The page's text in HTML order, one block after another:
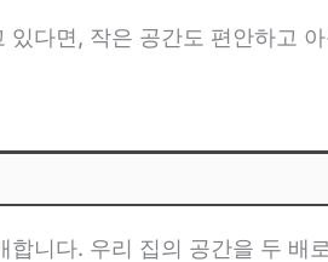
다면, 작은 공간도 편안하고
니다. 우리 집의 공간을 두 배